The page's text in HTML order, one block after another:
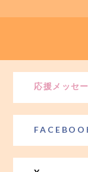
応援メッセ